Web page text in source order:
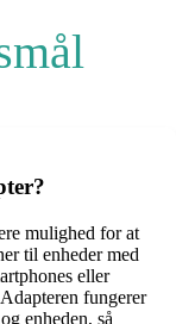
mulighed for at
til enheder med
eller
fungerer
enheden, så